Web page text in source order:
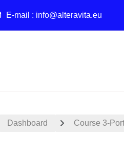
E-mail : info@alteravita.eu
Dashboard Course 3-